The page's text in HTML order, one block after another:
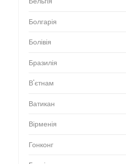
Болгарія
Болівія
Бразилія
В'єтнам
Ватикан
Вірменія
Гонконг